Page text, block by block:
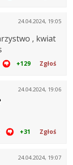
24.04.2024, 19:05
, kwiat
+129 Zgłoś
24.04.2024, 19:06
+31 Zgłoś
24.04.2024, 19:07